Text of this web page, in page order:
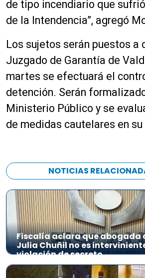
de tipo incendiario que
de la Intendencia”, agregó
Los sujetos serán puestos a
Juzgado de Garantía de
martes se efectuará el
detención. Serán
Ministerio Público y se
de medidas cautelares en su
NOTICIAS
Fiscalía aclara que abogada
Julia Chuñil no es
violación de secreto